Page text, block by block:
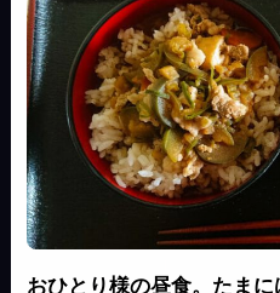
おひとり様の昼食。たま